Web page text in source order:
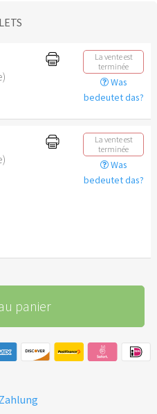
La vente est
terminée
Was
bedeutet das?
La vente est
terminée
Was
bedeutet das?
panier